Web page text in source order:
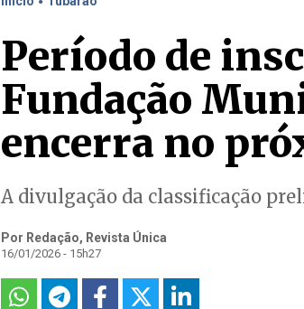
Período de
Fundação
encerra no
A divulgação da classificação
Por Redação, Revista Única
16/01/2026 - 15h27